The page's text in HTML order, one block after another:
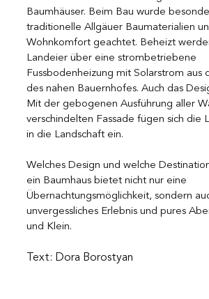
Baumhäuser. Beim Bau wurde
traditionelle Allgäuer Baumaterialien
Wohnkomfort geachtet. Beheizt
Landeier über eine strombetriebene
Fussbodenheizung mit Solarstrom aus
des nahen Bauernhofes. Auch das
Mit der gebogenen Ausführung aller
verschindelten Fassade fügen sich die
in die Landschaft ein.
Welches Design und welche
ein Baumhaus bietet nicht nur eine
Übernachtungsmöglichkeit, sondern
unvergessliches Erlebnis und pures
und Klein.
Text: Dora Borostyan